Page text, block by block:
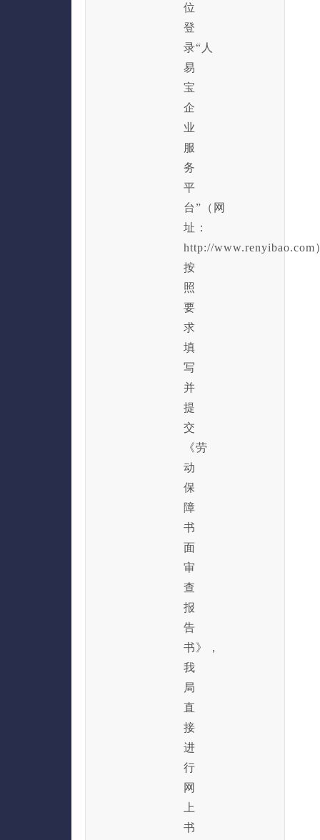
位
登
录“人
易
宝
企
业
服
务
平
台”（网
址：
http://www.renyibao.com
按
照
要
求
填
写
并
提
交
《劳
动
保
障
书
面
审
查
报
告
书》，
我
局
直
接
进
行
网
上
书